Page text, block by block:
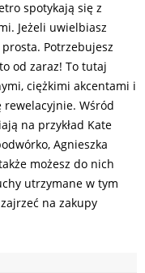
spotykają się z
Jeżeli uwielbiasz
Potrzebujesz
od zaraz! To tutaj
ciężkimi akcentami i
Wśród
na przykład Kate
Agnieszka
możesz do nich
utrzymane w tym
na zakupy